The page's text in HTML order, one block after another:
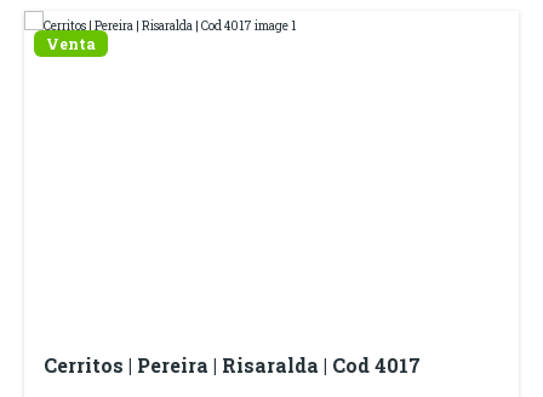
Venta
Cerritos | Pereira | Risaralda | Cod 4017